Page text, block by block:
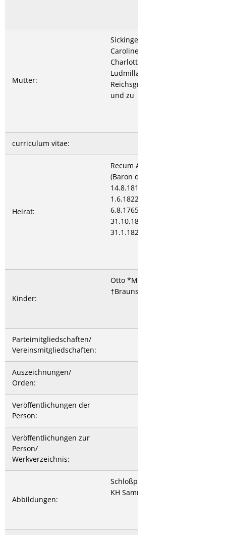
Mutter:
Sickingen Marie
Caroline
Charlotte Juliane
Ludmilla
Reichsgräfin von
und zu
curriculum vitae:
Heirat:
Recum Andreas van/von
(Baron de l`empire van R.
14.8.1813; Frhr. von R.,
1.6.1822) *Grünstadt
6.8.1765 †Kreuznach
31.10.1828 verh. Heidelberg
31.1.1820
Kinder:
Otto *Mannheim 3.11.1821
†Braunschweig 7.3.1885
Parteimitgliedschaften/
Vereinsmitgliedschaften:
Auszeichnungen/
Orden:
Veröffentlichungen der
Person:
Veröffentlichungen zur
Person/
Werkverzeichnis:
Abbildungen:
Schloßparkmuseum
KH Sammlung von Recum